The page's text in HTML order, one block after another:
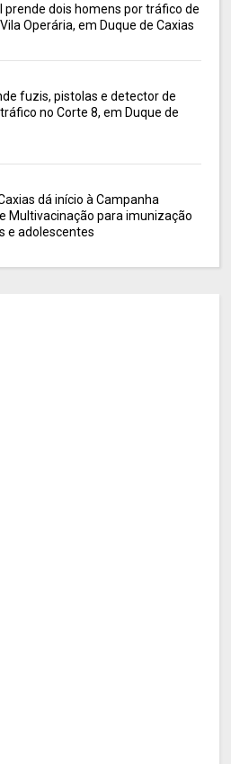
prende dois homens por tráfico de
Operária, em Duque de Caxias
fuzis, pistolas e detector de
no Corte 8, em Duque de
dá início à Campanha
Multivacinação para imunização
e adolescentes